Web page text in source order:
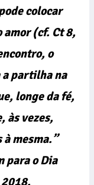
colocar
(cf. Ct 8,
o
a partilha na
longe da fé,
às vezes,
mesma.”
para o Dia